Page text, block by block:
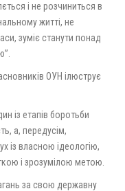
і не розчиниться в
житті, не
зуміє станути понад
ОУН ілюструє
із етапів боротьби
а, передусім,
із власною ідеологію,
і зрозумілою метою.
за свою державну